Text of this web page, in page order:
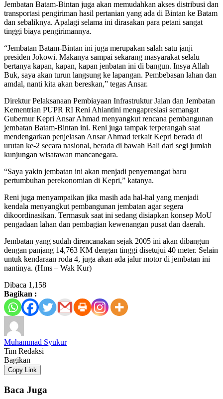
Jembatan Batam-Bintan juga akan memudahkan akses distribusi dan
transportasi pengiriman hasil pertanian yang ada di Bintan ke Batam
dan sebaliknya. Apalagi selama ini dirasakan para petani sangat
tinggi biaya pengirimannya.
“Jembatan Batam-Bintan ini juga merupakan salah satu janji
presiden Jokowi. Makanya sampai sekarang masyarakat selalu
bertanya kapan, kapan, kapan jenbatan ini di bangun. Insya Allah
Buk, saya akan turun langsung ke lapangan. Pembebasan lahan dan
amdal, nanti kita akan bereskan,” tegas Ansar.
Direktur Pelaksanaan Pembiayaan Infrastruktur Jalan dan Jembatan
Kementrian PUPR RI Reni Ahiantini mengapresiasi semangat
Gubernur Kepri Ansar Ahmad menyangkut rencana pembangunan
jembatan Batam-Bintan ini. Reni juga tampak terperangah saat
mendengarkan penjelasan Ansar Ahmad terkait Kepri berada di
urutan ke-2 secara nasional, berada di bawah Bali dari segi jumlah
kunjungan wisatawan mancanegara.
“Saya yakin jembatan ini akan menjadi penyemangat baru
pertumbuhan perekonomian di Kepri,” katanya.
Reni juga menyampaikan jika masih ada hal-hal yang menjadi
kendala menyangkut pembangunan jembatan agar segera
dikoordinasikan. Termasuk saat ini sedang disiapkan konsep MoU
pengadaan lahan dan pembagian kewenangan pusat dan daerah.
Jembatan yang sudah direncanakan sejak 2005 ini akan dibangun
dengan panjang 14,763 KM dengan tinggi disetujui 40 meter. Selain
untuk kendaraan roda 4, juga akan ada jalur motor di jembatan ini
nantinya. (Hms – Wak Kur)
Dibaca 1,158
Bagikan :
Muhammad Syukur
Tim Redaksi
Bagikan
Copy Link
Baca Juga